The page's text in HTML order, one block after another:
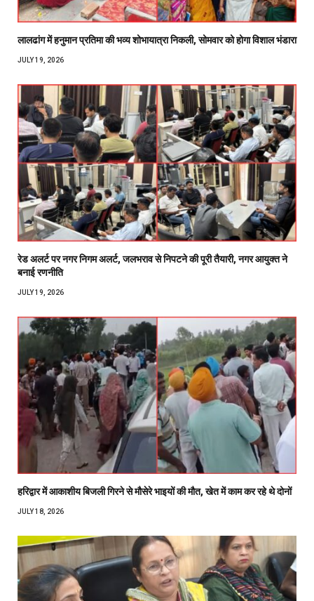
लालढांग में हनुमान प्रतिमा की भव्य शोभायात्रा निकली, सोमवार को होगा विशाल भंडारा
JULY 19, 2026
रेड अलर्ट पर नगर निगम अलर्ट, जलभराव से निपटने की पूरी तैयारी, नगर आयुक्त ने
बनाई रणनीति
JULY 19, 2026
हरिद्वार में आकाशीय बिजली गिरने से मौसेरे भाइयों की मौत, खेत में काम कर रहे थे दोनों
JULY 18, 2026